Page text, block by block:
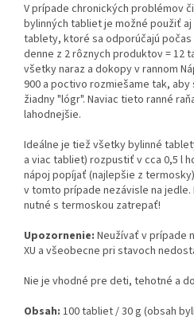
V prípade chronických problémov
bylinných tabliet je možné použiť
tablety, ktoré sa odporúčajú počas
denne z 2 rôznych produktov = 12
všetky naraz a dokopy v rannom
900 a poctivo rozmiešame tak,
žiadny "lógr". Naviac tieto ranné
lahodnejšie.
Ideálne je tiež všetky bylinné
a viac tabliet) rozpustiť v cca 0,5 l
nápoj popíjať (najlepšie z
v tomto prípade nezávisle na
nutné s termoskou zatrepať!
Upozornenie: Neužívať v prípade
XU a všeobecne pri stavoch
Nie je vhodné pre deti, tehotné a
Obsah: 100 tabliet / 30 g (obsah